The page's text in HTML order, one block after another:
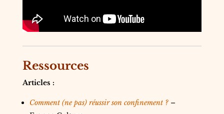
Ressources
Articles :
Comment (ne pas) réussir son confinement ?–